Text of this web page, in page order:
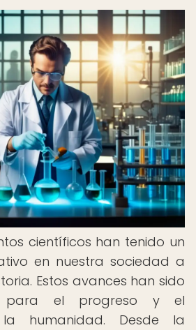
científicos han tenido un
en nuestra sociedad a
Estos avances han sido
para el progreso y el
humanidad. Desde la